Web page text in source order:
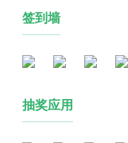
签到墙
抽奖应用